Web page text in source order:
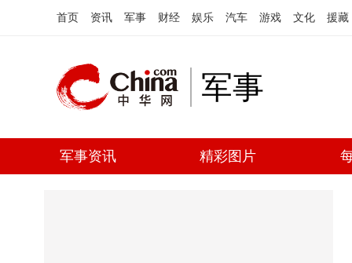
首页 资讯 军事 财经 娱乐 汽车 游戏 文化 援藏
军事
军事资讯 精彩图片